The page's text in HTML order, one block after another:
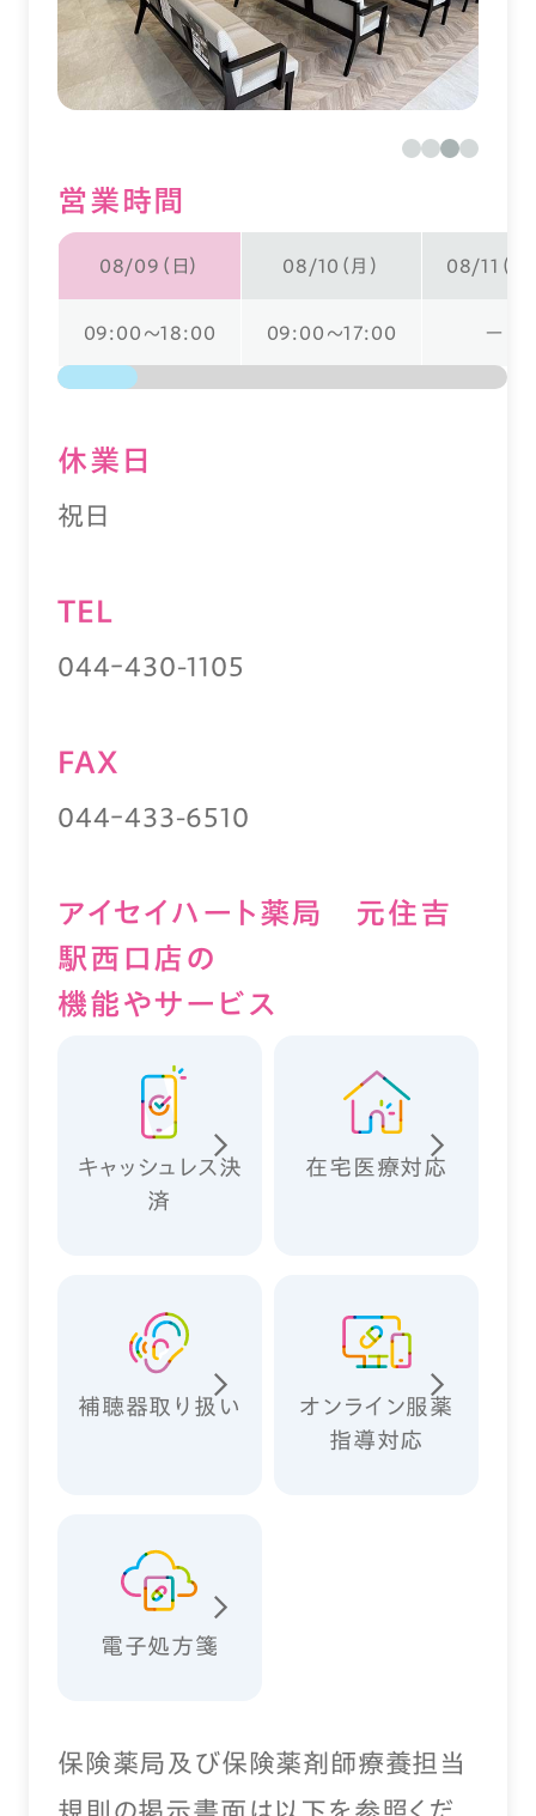
営業時間
08/09（日） 08/10（月） 08/11（火
09:00～18:00 09:00～17:00 ー
休業⽇
祝日
TEL
044ｰ430-1105
FAX
044ｰ433-6510
アイセイハート薬局 元住吉
駅西口店の
機能やサービス
キャッシュレス決
済
在宅医療対応
補聴器取り扱い
オンライン服薬
指導対応
電子処方箋
保険薬局及び保険薬剤師療養担当
規則の掲示書面は以下を参照くだ